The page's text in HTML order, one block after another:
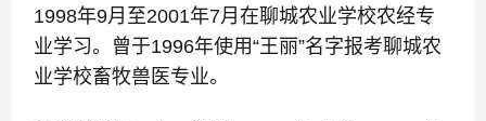
1998年9月至2001年7月在聊城农业学校农经专
业学习。曾于1996年使用“王丽”名字报考聊城农
业学校畜牧兽医专业。